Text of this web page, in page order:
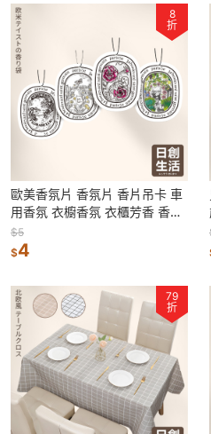
8
折
歐美香氛片 香氛片 香片吊卡 車
用香氛 衣櫥香氛 衣櫃芳香 香氛
袋 擴香 房間香氛 香片 車用擴香
$5
$4
79
折